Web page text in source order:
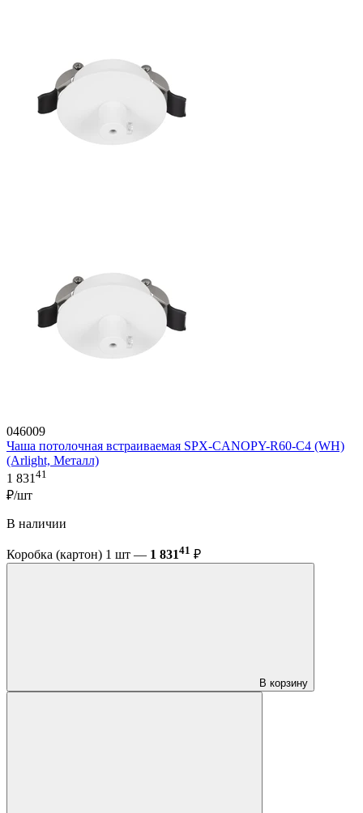
046009
Чаша потолочная встраиваемая SPX-CANOPY-R60-C4 (WH)
(Arlight, Металл)
1 831 41
₽/шт
В наличии
Коробка (картон) 1 шт — 1 83141 ₽
В корзину